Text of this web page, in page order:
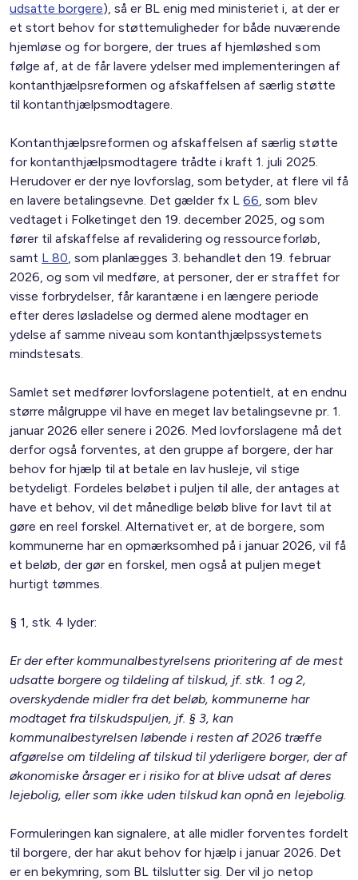
udsatte borgere), så er BL enig med ministeriet i, at der er
et stort behov for støttemuligheder for både nuværende
hjemløse og for borgere, der trues af hjemløshed som
følge af, at de får lavere ydelser med implementeringen af
kontanthjælpsreformen og afskaffelsen af særlig støtte
til kontanthjælpsmodtagere.
Kontanthjælpsreformen og afskaffelsen af særlig støtte
for kontanthjælpsmodtagere trådte i kraft 1. juli 2025.
Herudover er der nye lovforslag, som betyder, at flere vil få
en lavere betalingsevne. Det gælder fx L66, som blev
vedtaget i Folketinget den 19. december 2025, og som
fører til afskaffelse af revalidering og ressourceforløb,
samt L 80, som planlægges 3. behandlet den 19. februar
2026, og som vil medføre, at personer, der er straffet for
visse forbrydelser, får karantæne i en længere periode
efter deres løsladelse og dermed alene modtager en
ydelse af samme niveau som kontanthjælpssystemets
mindstesats.
Samlet set medfører lovforslagene potentielt, at en endnu
større målgruppe vil have en meget lav betalingsevne pr. 1.
januar 2026 eller senere i 2026. Med lovforslagene må det
derfor også forventes, at den gruppe af borgere, der har
behov for hjælp til at betale en lav husleje, vil stige
betydeligt. Fordeles beløbet i puljen til alle, der antages at
have et behov, vil det månedlige beløb blive for lavt til at
gøre en reel forskel. Alternativet er, at de borgere, som
kommunerne har en opmærksomhed på i januar 2026, vil få
et beløb, der gør en forskel, men også at puljen meget
hurtigt tømmes.
§ 1, stk. 4 lyder:
Er der efter kommunalbestyrelsens prioritering af de mest
udsatte borgere og tildeling af tilskud, jf. stk. 1 og 2,
overskydende midler fra det beløb, kommunerne har
modtaget fra tilskudspuljen, jf. § 3, kan
kommunalbestyrelsen løbende i resten af 2026 træffe
afgørelse om tildeling af tilskud til yderligere borger, der af
økonomiske årsager er i risiko for at blive udsat af deres
lejebolig, eller som ikke uden tilskud kan opnå en lejebolig.
Formuleringen kan signalere, at alle midler forventes fordelt
til borgere, der har akut behov for hjælp i januar 2026. Det
er en bekymring, som BL tilslutter sig. Der vil jo netop